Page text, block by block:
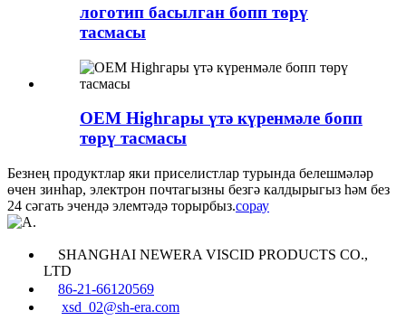
логотип басылган бопп төрү
тасмасы
OEM Highгары үтә күренмәле бопп
төрү тасмасы
Безнең продуктлар яки приселистлар турында белешмәләр
өчен зинһар, электрон почтагызны безгә калдырыгыз һәм без
24 сәгать эчендә элемтәдә торырбыз.сорау
SHANGHAI NEWERA VISCID PRODUCTS CO.,
LTD
86-21-66120569
xsd_02@sh-era.com